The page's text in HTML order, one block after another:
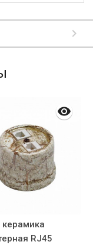
керамика
RJ45